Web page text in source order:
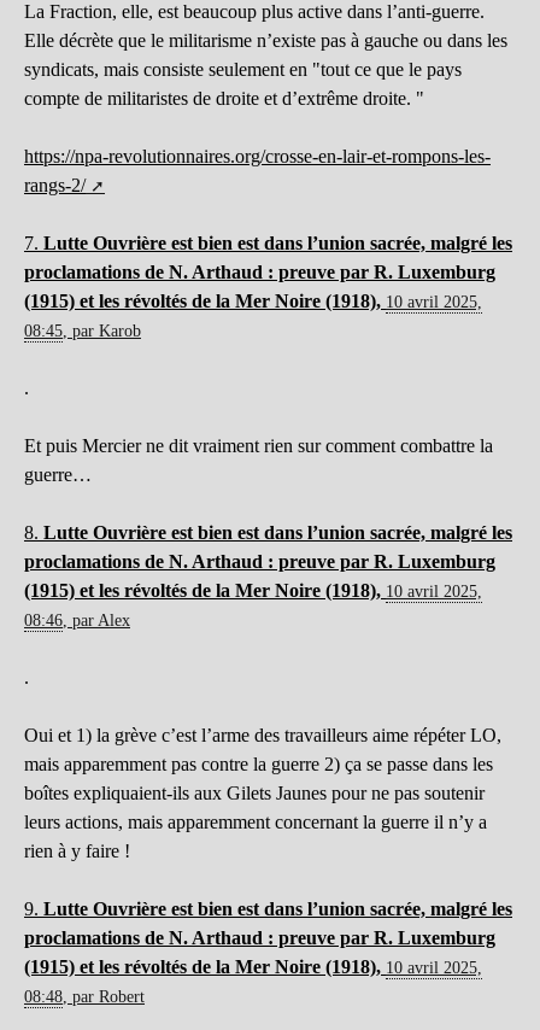
La Fraction, elle, est beaucoup plus active dans l’anti-guerre.
Elle décrète que le militarisme n’existe pas à gauche ou dans les
syndicats, mais consiste seulement en "tout ce que le pays
compte de militaristes de droite et d’extrême droite. "
https://npa-revolutionnaires.org/crosse-en-lair-et-rompons-les-
rangs-2/
7. Lutte Ouvrière est bien est dans l’union sacrée, malgré les
proclamations de N. Arthaud : preuve par R. Luxemburg
(1915) et les révoltés de la Mer Noire (1918), 10 avril 2025,
08:45, par Karob
.
Et puis Mercier ne dit vraiment rien sur comment combattre la
guerre…
8. Lutte Ouvrière est bien est dans l’union sacrée, malgré les
proclamations de N. Arthaud : preuve par R. Luxemburg
(1915) et les révoltés de la Mer Noire (1918), 10 avril 2025,
08:46, parAlex
.
Oui et 1) la grève c’est l’arme des travailleurs aime répéter LO,
mais apparemment pas contre la guerre 2) ça se passe dans les
boîtes expliquaient-ils aux Gilets Jaunes pour ne pas soutenir
leurs actions, mais apparemment concernant la guerre il n’y a
rien à y faire !
9. Lutte Ouvrière est bien est dans l’union sacrée, malgré les
proclamations de N. Arthaud : preuve par R. Luxemburg
(1915) et les révoltés de la Mer Noire (1918), 10 avril 2025,
08:48, par Robert